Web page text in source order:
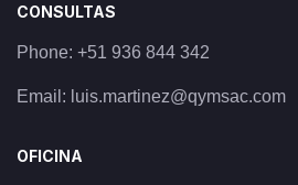
CONSULTAS
Phone: +51 936 844 342
Email: luis.martinez@qymsac.com
OFICINA